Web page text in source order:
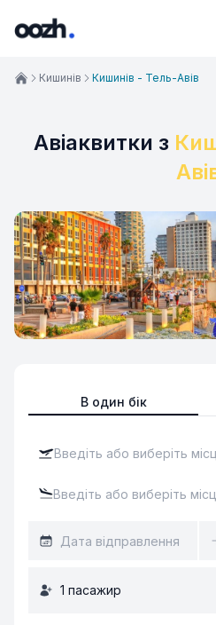
Авіаквитки з
В один бік
1 пасажир
Кишинів Кишинів - Тель-Авів